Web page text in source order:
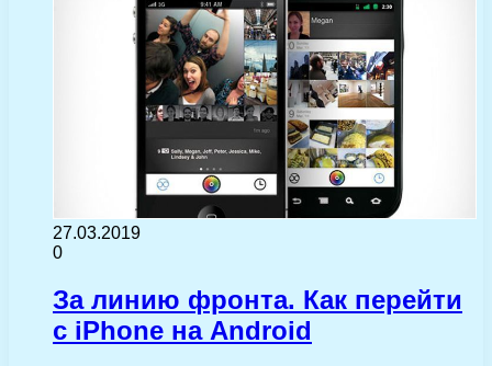
27.03.2019
0
За линию фронта. Как перейти
с iPhone на Android